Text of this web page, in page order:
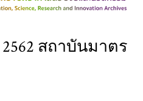
สถาบันมาตร